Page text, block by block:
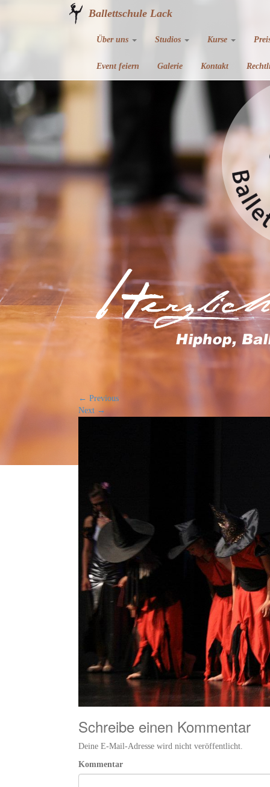
Ballettschule Lack
Über uns Studios Kurse
Event feiern Galerie Kontakt
← Previous
Next →
Schreibe einen Kommentar
Deine E-Mail-Adresse wird nicht veröffentlicht.
Kommentar